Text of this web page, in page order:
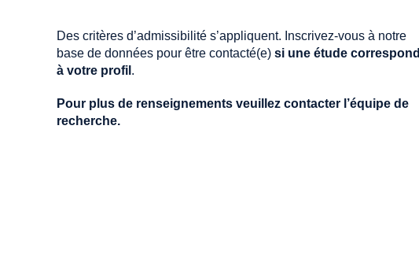
Des critères d’admissibilité s’appliquent. Inscrivez-vous à notre
base de données pour être contacté(e) si une étude correspond
à votre profil .
Pour plus de renseignements veuillez contacter l’équipe de
recherche.